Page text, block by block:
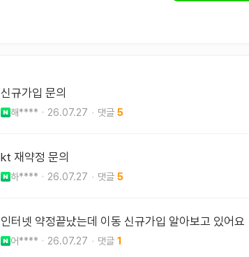
신규가입 문의
해**** 26.07.27 5
kt 재약정 문의
하**** 26.07.27 5
인터넷 약정끝났는데 이동 신규가입 알아보고 있어요
어**** 26.07.27 1